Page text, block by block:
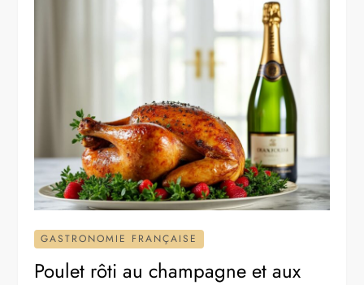
GASTRONOMIE FRANÇAISE
Poulet rôti au champagne et aux